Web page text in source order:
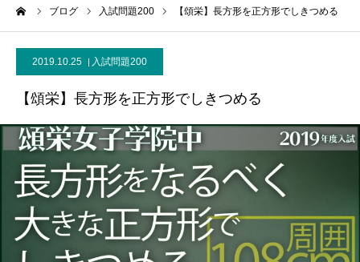
ブログ 入試問題200 【頌栄】長方形を正方形でしきつめる
2019.10.25 入試問題200
【頌栄】長方形を正方形でしきつめる
お問い合わせ